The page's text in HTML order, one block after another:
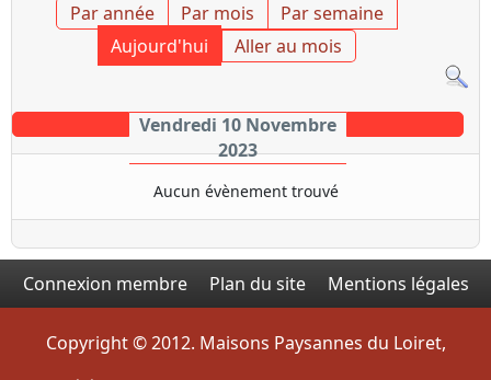
Par année Par mois
Par semaine
Aujourd'hui
Aller au mois
Vendredi 10 Novembre
2023
Aucun évènement trouvé
Connexion membre Plan du site Mentions légales
Copyright © 2012. Maisons Paysannes du Loiret,